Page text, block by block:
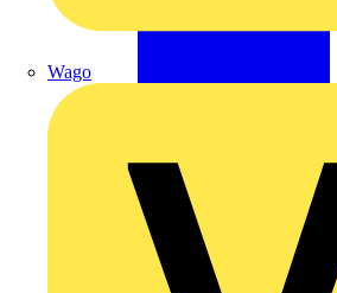
Wago